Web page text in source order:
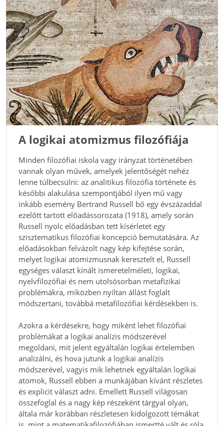
A logikai atomizmus filozófiája
Minden filozófiai iskola vagy irányzat történetében
vannak olyan művek, amelyek jelentőségét nehéz
lenne túlbecsülni: az analitikus filozófia története és
későbbi alakulása szempontjából ilyen mű vagy
inkább esemény Bertrand Russell bő egy évszázaddal
ezelőtt tartott előadássorozata (1918), amely során
Russell nyolc előadásban tett kísérletet egy
szisztematikus filozófiai koncepció bemutatására. Az
előadásokban felvázolt nagy kép kifejtése során,
melyet logikai atomizmusnak keresztelt el, Russell
egységes választ kínált ismeretelméleti, logikai,
nyelvfilozófiai és nem utolsósorban metafizikai
problémákra, miközben nyíltan állást foglalt
módszertani, továbbá metafilozófiai kérdésekben is.
Azokra a kérdésekre, hogy miként lehet filozófiai
problémákat a logikai analízis módszerével
megoldani, mit jelent egyáltalán logikai értelemben
analizálni, és hova jutunk a logikai analízis
módszerével, vagyis mik lehetnek egyáltalán logikai
atomok, Russell ebben a munkájában kívánt részletes
és explicit választ adni. Emellett Russell világosan
összefoglal és a nagy kép részeként tárgyal olyan,
általa már korábban részletesen kidolgozott témákat